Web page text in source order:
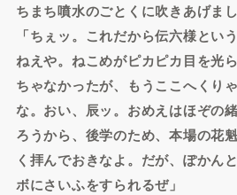
ちまち噴水のごとくに吹きあげまし
「ちぇッ。これだから伝六様とい
ねえや。ねこめがピカピカ目を光
ちゃなかったが、もうここへくり
な。おい、辰ッ。おめえはほぞの
ろうから、後学のため、本場の花
く拝んでおきなよ。だが、ぽかん
ボにさいふをすられるぜ」